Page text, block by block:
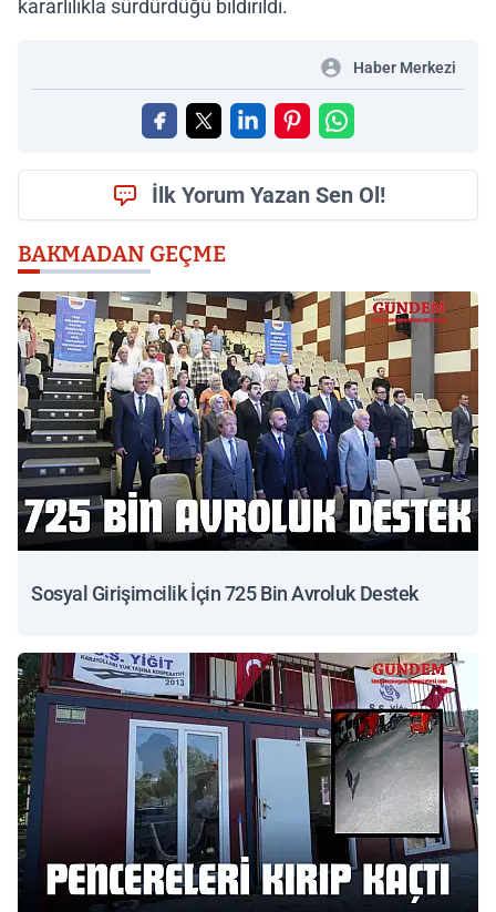
kararlılıkla sürdürdüğü bildirildi.
Haber Merkezi
İlk Yorum Yazan Sen Ol!
BAKMADAN GEÇME
Sosyal Girişimcilik İçin 725 Bin Avroluk Destek